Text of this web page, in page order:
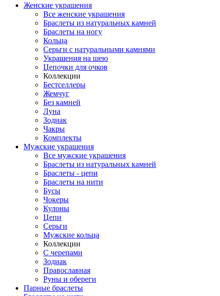
Женские украшения
Все женские украшения
Браслеты из натуральных камней
Браслеты на ногу
Кольца
Серьги с натуральными камнями
Украшения на шею
Цепочки для очков
Коллекции
Бестселлеры
Жемчуг
Без камней
Луна
Зодиак
Чакры
Комплекты
Мужские украшения
Все мужские украшения
Браслеты из натуральных камней
Браслеты - цепи
Браслеты на нити
Бусы
Чокеры
Кулоны
Цепи
Серьги
Мужские кольца
Коллекции
С черепами
Зодиак
Православная
Руны и обереги
Парные браслеты